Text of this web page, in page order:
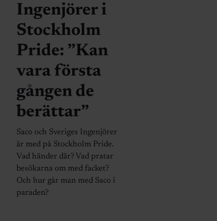
Ingenjörer i
Stockholm
Pride: ”Kan
vara första
gången de
berättar”
Saco och Sveriges Ingenjörer
är med på Stockholm Pride.
Vad händer där? Vad pratar
besökarna om med facket?
Och hur går man med Saco i
paraden?